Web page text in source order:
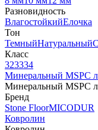
Разновидность
ВлагостойкийЕлочка
Тон
ТемныйНатуральный
Класс
323334
Минеральный MSPC
Минеральный MSPC
Бренд
Stone FloorMICODUR
Ковролин